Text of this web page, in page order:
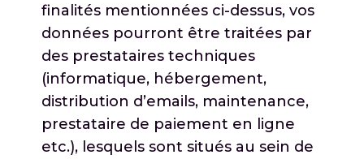
finalités mentionnées ci-dessus, vos
données pourront être traitées par
des prestataires techniques
(informatique, hébergement,
distribution d’emails, maintenance,
prestataire de paiement en ligne
etc.), lesquels sont situés au sein de